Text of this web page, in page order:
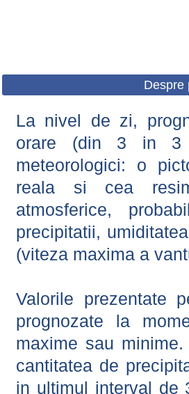
Despre
La nivel de zi,
orare (din 3 in 3
meteorologici: o
reala si cea
atmosferice,
precipitatii,
(viteza maxima a
Valorile prezentate
prognozate la
maxime sau
cantitatea de
in ultimul interval de